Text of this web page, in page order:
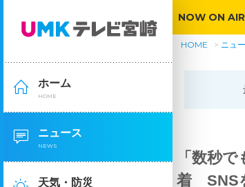
ホーム
HOME
ニュース
NEWS
天気・防災
NOW ON
HOME ニュ
「数秒
着 SNS